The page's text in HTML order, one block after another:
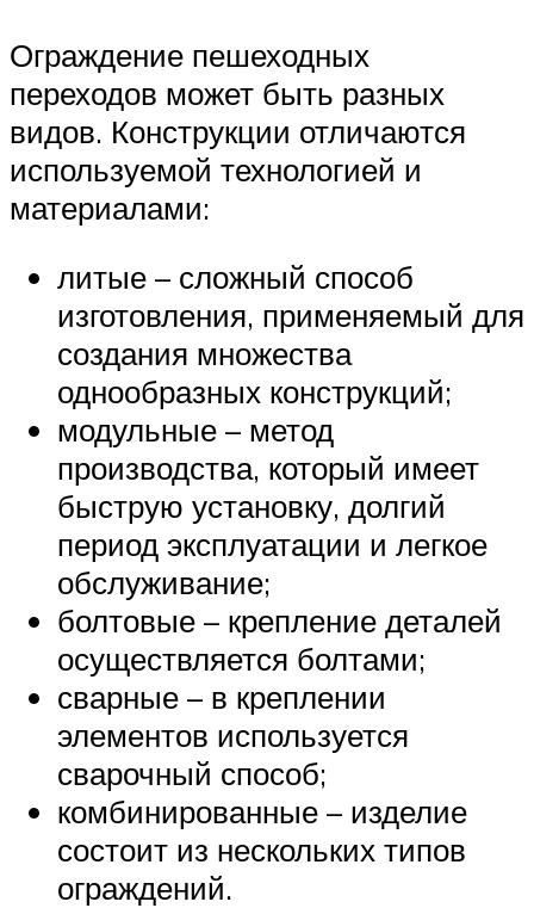
Ограждение пешеходных
переходов может быть разных
видов. Конструкции отличаются
используемой технологией и
материалами:
литые – сложный способ
изготовления, применяемый для
создания множества
однообразных конструкций;
модульные – метод
производства, который имеет
быструю установку, долгий
период эксплуатации и легкое
обслуживание;
болтовые – крепление деталей
осуществляется болтами;
сварные – в креплении
элементов используется
сварочный способ;
комбинированные – изделие
состоит из нескольких типов
ограждений.